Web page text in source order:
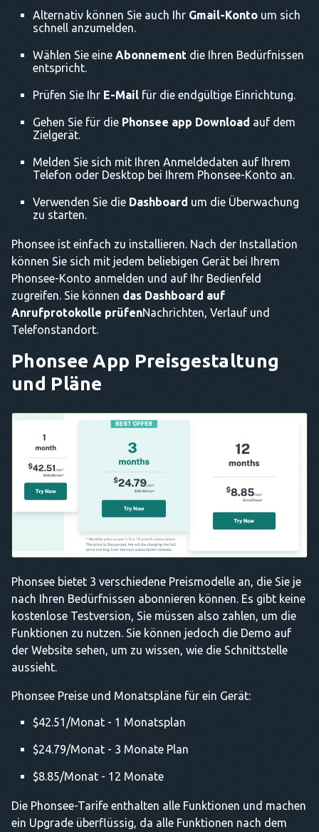
Alternativ können Sie auch Ihr Gmail-Konto um sich
schnell anzumelden.
Wählen Sie eine Abonnement die Ihren Bedürfnissen
entspricht.
Prüfen Sie Ihr E-Mail für die endgültige Einrichtung.
Gehen Sie für die Phonsee app Download auf dem
Zielgerät.
Melden Sie sich mit Ihren Anmeldedaten auf Ihrem
Telefon oder Desktop bei Ihrem Phonsee-Konto an.
Verwenden Sie die Dashboard um die Überwachung
zu starten.
Phonsee ist einfach zu installieren. Nach der Installation
können Sie sich mit jedem beliebigen Gerät bei Ihrem
Phonsee-Konto anmelden und auf Ihr Bedienfeld
zugreifen. Sie können das Dashboard auf
Anrufprotokolle prüfenNachrichten, Verlauf und
Telefonstandort.
Phonsee App Preisgestaltung
und Pläne
Phonsee bietet 3 verschiedene Preismodelle an, die Sie je
nach Ihren Bedürfnissen abonnieren können. Es gibt keine
kostenlose Testversion, Sie müssen also zahlen, um die
Funktionen zu nutzen. Sie können jedoch die Demo auf
der Website sehen, um zu wissen, wie die Schnittstelle
aussieht.
Phonsee Preise und Monatspläne für ein Gerät:
$42.51/Monat - 1 Monatsplan
$24.79/Monat - 3 Monate Plan
$8.85/Monat - 12 Monate
Die Phonsee-Tarife enthalten alle Funktionen und machen
ein Upgrade überflüssig, da alle Funktionen nach dem